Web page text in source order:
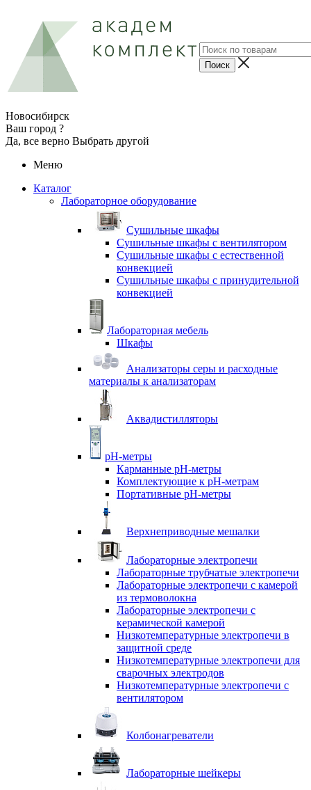
Новосибирск
Ваш город ?
Да, все верно Выбрать другой
Меню
Каталог
Лабораторное оборудование
Cушильные шкафы
Сушильные шкафы с вентилятором
Сушильные шкафы с естественной
конвекцией
Сушильные шкафы с принудительной
конвекцией
Лабораторная мебель
Шкафы
Анализаторы серы и расходные
материалы к анализаторам
Аквадистилляторы
pH-метры
Карманные pH-метры
Комплектующие к pH-метрам
Портативные pH-метры
Верхнеприводные мешалки
Лабораторные электропечи
Лабораторные трубчатые электропечи
Лабораторные электропечи с камерой
из термоволокна
Лабораторные электропечи с
керамической камерой
Низкотемпературные электропечи в
защитной среде
Низкотемпературные электропечи для
cварочных электродов
Низкотемпературные электропечи с
вентилятором
Колбонагреватели
Лабораторные шейкеры